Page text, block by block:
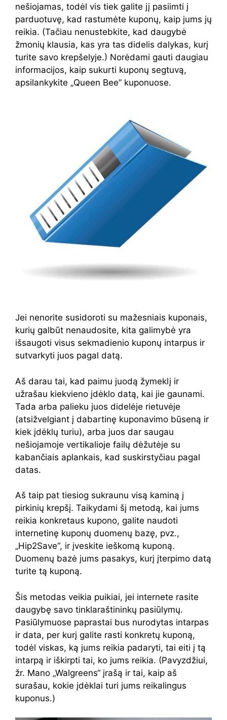
nešiojamas, todėl vis tiek galite jį pasiimti į
parduotuvę, kad rastumėte kuponų, kaip jums jų
reikia. (Tačiau nenustebkite, kad daugybė
žmonių klausia, kas yra tas didelis dalykas, kurį
turite savo krepšelyje.) Norėdami gauti daugiau
informacijos, kaip sukurti kuponų segtuvą,
apsilankykite „Queen Bee“ kuponuose.
Jei nenorite susidoroti su mažesniais kuponais,
kurių galbūt nenaudosite, kita galimybė yra
išsaugoti visus sekmadienio kuponų intarpus ir
sutvarkyti juos pagal datą.
Aš darau tai, kad paimu juodą žymeklį ir
užrašau kiekvieno įdėklo datą, kai jie gaunami.
Tada arba palieku juos didelėje rietuvėje
(atsižvelgiant į dabartinę kuponavimo būseną ir
kiek įdėklų turiu), arba juos dar saugau
nešiojamoje vertikalioje failų dėžutėje su
kabančiais aplankais, kad suskirstyčiau pagal
datas.
Aš taip pat tiesiog sukraunu visą kaminą į
pirkinių krepšį. Taikydami šį metodą, kai jums
reikia konkretaus kupono, galite naudoti
internetinę kuponų duomenų bazę, pvz.,
„Hip2Save“, ir įveskite ieškomą kuponą.
Duomenų bazė jums pasakys, kurį įterpimo datą
turite tą kuponą.
Šis metodas veikia puikiai, jei internete rasite
daugybę savo tinklaraštininkų pasiūlymų.
Pasiūlymuose paprastai bus nurodytas intarpas
ir data, per kurį galite rasti konkretų kuponą,
todėl viskas, ką jums reikia padaryti, tai eiti į tą
intarpą ir iškirpti tai, ko jums reikia. (Pavyzdžiui,
žr. Mano „Walgreens“ įrašą ir tai, kaip aš
surašau, kokie įdėklai turi jums reikalingus
kuponus.)